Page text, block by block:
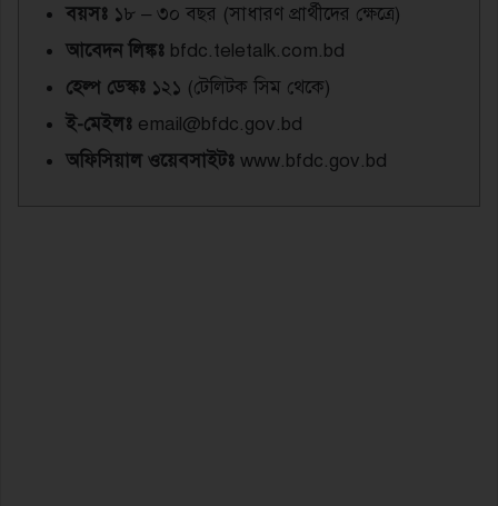
বয়সঃ১৮ – ৩০ বছর (সাধারণ প্রার্থীদের ক্ষেত্রে)
আবেদন লিঙ্কঃ bfdc.teletalk.com.bd
হেল্প ডেস্কঃ ১২১ (টেলিটক সিম থেকে)
ই-মেইলঃ email@bfdc.gov.bd
অফিসিয়াল ওয়েবসাইটঃ www.bfdc.gov.bd